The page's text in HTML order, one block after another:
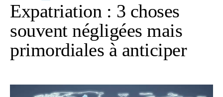
Expatriation : 3 choses
souvent négligées mais
primordiales à anticiper